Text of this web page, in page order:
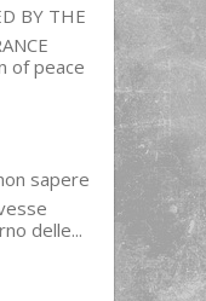
BY THE
of peace
sapere
delle...